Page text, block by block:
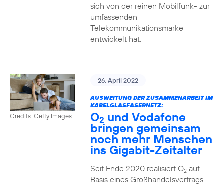
sich von der reinen Mobilfunk- zur
umfassenden
Telekommunikationsmarke
entwickelt hat.
Credits: Getty Images
26. April 2022
AUSWEITUNG DER ZUSAMMENARBEIT IM
KABELGLASFASERNETZ:
O2 und Vodafone
bringen gemeinsam
noch mehr Menschen
ins Gigabit-Zeitalter
Seit Ende 2020 realisiert O2auf
Basis eines Großhandelsvertrags